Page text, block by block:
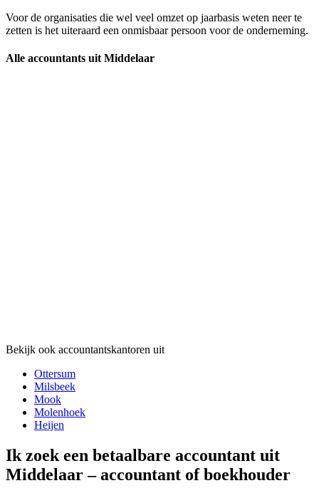
Voor de organisaties die wel veel omzet op jaarbasis weten neer te
zetten is het uiteraard een onmisbaar persoon voor de onderneming.
Alle accountants uit Middelaar
Bekijk ook accountantskantoren uit
Ottersum
Milsbeek
Mook
Molenhoek
Heijen
Ik zoek een betaalbare accountant uit
Middelaar – accountant of boekhouder